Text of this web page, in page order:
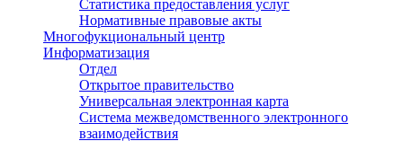
Статистика предоставления услуг
Нормативные правовые акты
Многофукциональный центр
Информатизация
Отдел
Открытое правительство
Универсальная электронная карта
Система межведомственного электронного
взаимодействия